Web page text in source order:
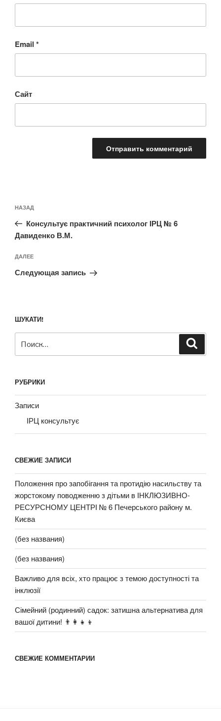
Email *
Сайт
по
записям
Предыдущая
запись:
НАЗАД
Консультує практичний психолог ІРЦ № 6
Давиденко В.М.
Следующая
запись
ДАЛЕЕ
Следующая запись
ШУКАТИ!
РУБРИКИ
Записи
ІРЦ консультує
СВЕЖИЕ ЗАПИСИ
Положення про запобігання та протидію насильству та
жорстокому поводженню з дітьми в ІНКЛЮЗИВНО-
РЕСУРСНОМУ ЦЕНТРІ № 6 Печерського району м.
Києва
(без названия)
(без названия)
Важливо для всіх, хто працює з темою доступності та
інклюзії
Сімейний (родинний) садок: затишна альтернатива для
вашої дитини! 👨‍👩‍👧‍👦
СВЕЖИЕ КОММЕНТАРИИ